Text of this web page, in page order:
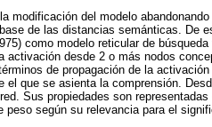
modificación del modelo
de las distancias semánticas. De
como modelo reticular de
activación desde 2 o más nodos
de propagación de la
el que se asienta la comprensión.
Sus propiedades son
según su relevancia para el